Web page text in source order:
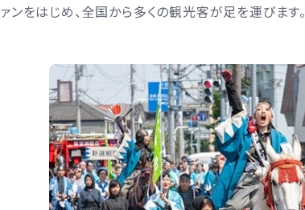
ァンをはじめ、全国から多くの観光客が足を運びます。